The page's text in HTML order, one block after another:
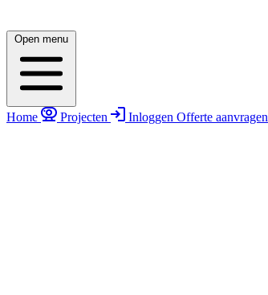
Open menu
Home Projecten Inloggen Offerte aanvragen